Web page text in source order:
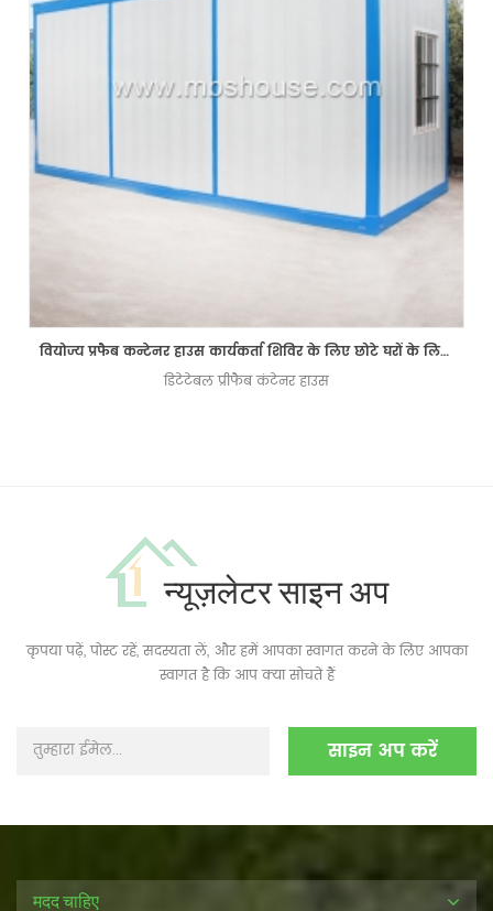
वियोज्य प्रफैब कन्टेनर हाउस कार्यकर्ता शिविर के लिए छोटे घरों के लिए प्रीफैब्रिकेट करता है
डिटेटेबल प्रीफैब कंटेनर हाउस
न्यूज़लेटर साइन अप
कृपया पढ़ें, पोस्ट रहें, सदस्यता लें, और हमें आपका स्वागत करने के लिए आपका
स्वागत है कि आप क्या सोचते हैं
मदद चाहिए